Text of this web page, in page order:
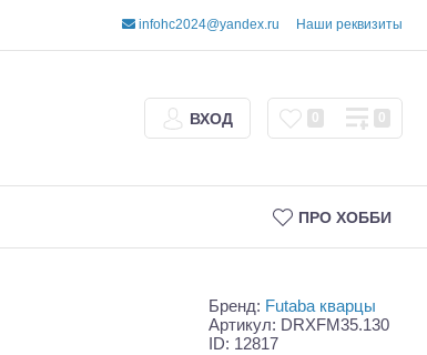
infohc2024@yandex.ru Наши реквизиты
ВХОД 0 0
ПРО ХОББИ
Бренд: Futaba кварцы
Артикул: DRXFM35.130
ID: 12817